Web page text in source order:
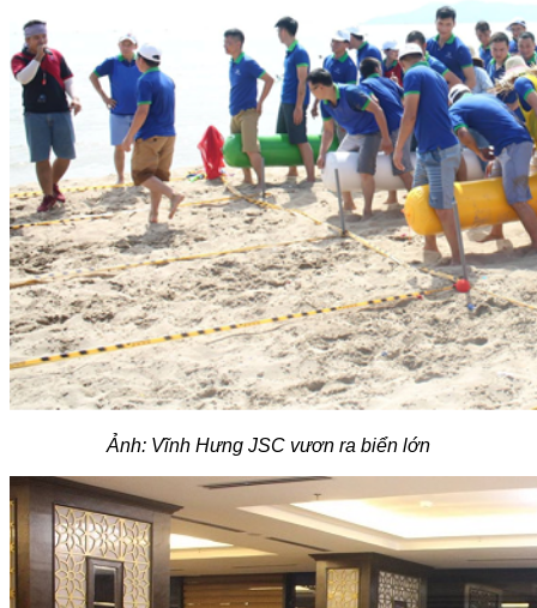
Ảnh: Vĩnh Hưng JSC vươn ra biển lớn